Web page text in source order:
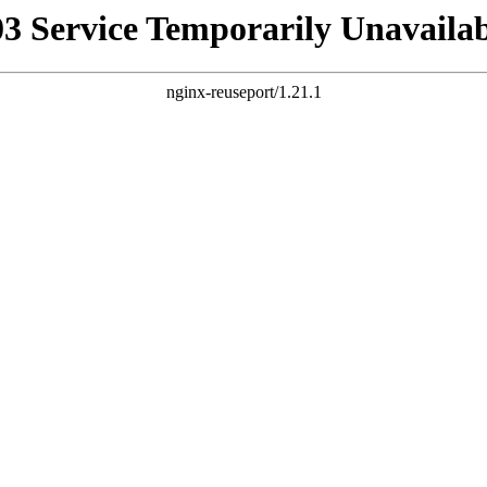
Service Temporarily
nginx-reuseport/1.21.1